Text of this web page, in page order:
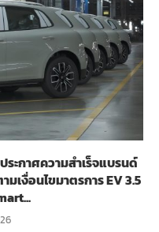
ระกาศความสำเร็จแบรนด์
เงื่อนไขมาตรการ EV 3.5